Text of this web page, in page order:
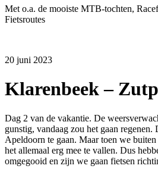
Met o.a. de mooiste MTB-tochten,
Fietsroutes
20 juni 2023
Klarenbeek –
Dag 2 van de vakantie. De
gunstig, vandaag zou het gaan regenen.
Apeldoorn te gaan. Maar toen we
het allemaal erg mee te vallen. Dus
omgegooid en zijn we gaan fietsen